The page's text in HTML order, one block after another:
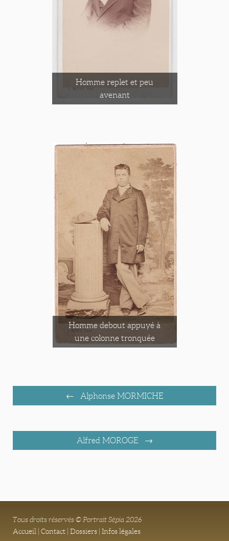
Homme replet et peu
avenant
Homme debout appuyé à
une colonne tronquée
Alphonse MORMICHE
Alfred MOROGE
Tous droits réservés © Portrait Sépia 2026
Accueil Contact Dossiers Infos légales